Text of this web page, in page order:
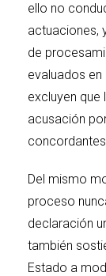
ello no
actuaciones,
de
evaluados
excluyen que
acusación
Del mismo
proceso
declaración
también
Estado a